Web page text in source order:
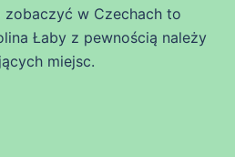
w Czechach to
Łaby z pewnością należy
miejsc.